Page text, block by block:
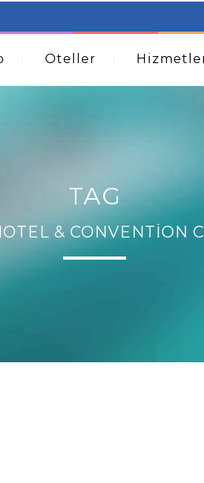
How
Oteller
TAG
& CONVENTION